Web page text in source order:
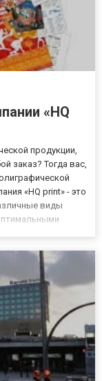
«НQ
продукции,
заказ? Тогда вас,
«НQ print» - это
виды